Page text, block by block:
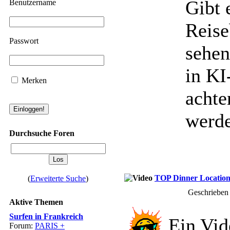
Benutzername
Passwort
Merken
Durchsuche Foren
(Erweiterte Suche)
Aktive Themen
Surfen in Frankreich
Forum: PARIS +
Gibt
in
TOP Dinner
Ein